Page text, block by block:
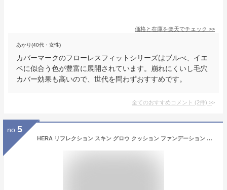
価格と在庫を楽天でチェック >>
あかり(40代・女性)
カバーマークのフローレスフィットシリーズはブルべ、イエ
ベに似合う色が豊富に展開されています。崩れにくいし毛穴
カバー効果も高いので、世代を問わずおすすめです。
全てのおすすめコメント (2件) >
no. 5
HERA リフレクション スキン グロウ クッション ファンデーション 21C1 ローズバニラ 本体 15g ファンデーション 【送料無料】 アットコスメ